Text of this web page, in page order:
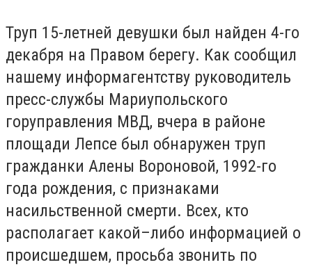
Труп 15-летней девушки был найден 4-го
декабря на Правом берегу. Как сообщил
нашему информагентству руководитель
пресс-службы Мариупольского
горуправления МВД, вчера в районе
площади Лепсе был обнаружен труп
гражданки Алены Вороновой, 1992-го
года рождения, с признаками
насильственной смерти. Всех, кто
располагает какой–либо информацией о
происшедшем, просьба звонить по